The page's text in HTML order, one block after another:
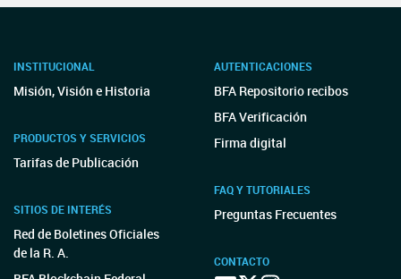
INSTITUCIONAL
Misión, Visión e Historia
PRODUCTOS Y SERVICIOS
Tarifas de Publicación
SITIOS DE INTERÉS
Red de Boletines Oficiales
de la R. A.
AUTENTICACIONES
BFA Repositorio recibos
BFA Verificación
Firma digital
FAQ Y TUTORIALES
Preguntas Frecuentes
CONTACTO